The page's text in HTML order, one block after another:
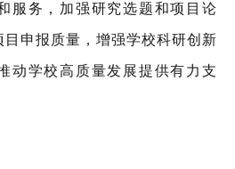
服务，加强研究选题和项目论
申报质量，增强学校科研创新
动学校高质量发展提供有力支